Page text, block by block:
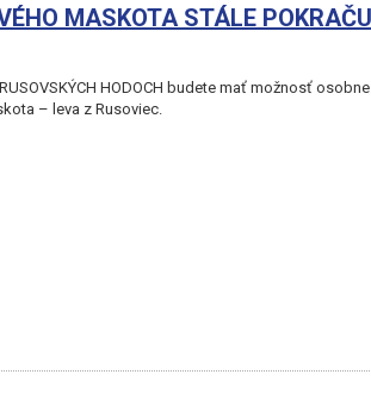
MASKOTA STÁLE
HODOCH budete mať možnosť
– leva z Rusoviec.